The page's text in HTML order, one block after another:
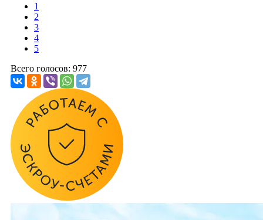
1
2
3
4
5
Всего голосов: 977